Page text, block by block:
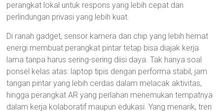
perangkat lokal untuk respons yang lebih cepat dan
perlindungan privasi yang lebih kuat.
Di ranah gadget, sensor kamera dan chip yang lebih hemat
energi membuat perangkat pintar tetap bisa diajak kerja
lama tanpa harus sering-sering diisi daya. Tak hanya soal
ponsel kelas atas: laptop tipis dengan performa stabil, jam
tangan pintar yang lebih cerdas dalam melacak aktivitas,
hingga perangkat AR yang perlahan menemukan tempatnya
dalam kerja kolaboratif maupun edukasi. Yang menarik, tren